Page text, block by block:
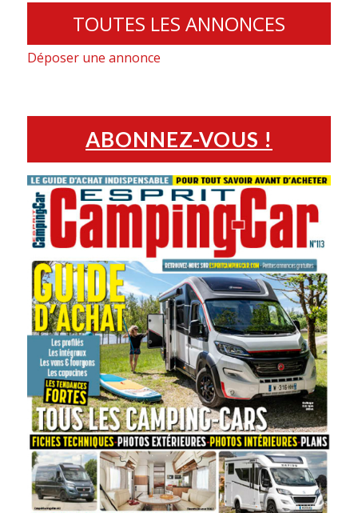
TOUTES LES ANNONCES
Déposer une annonce
ABONNEZ-VOUS !